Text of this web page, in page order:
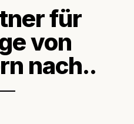
für
von
nach..